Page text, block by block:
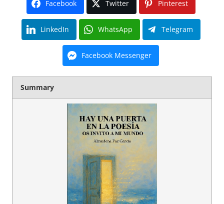
Facebook Twitter Pinterest
LinkedIn WhatsApp Telegram
Facebook Messenger
Summary